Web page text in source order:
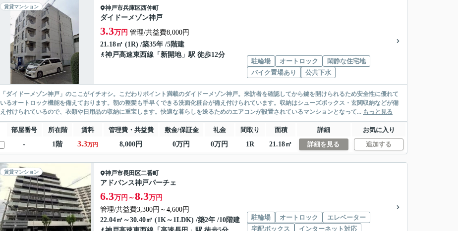
賃貸マンション 神戸市兵庫区西仲町
ダイドーメゾン神戸
3.3万円 管理/共益費8,000円
21.18㎡ (1R) /築35年 /5階建
神戸高速東西線 「 新開地」駅 徒歩12分
駐輪場
オートロック
閑静な住宅地
バイク置場あり
公共下水
「ダイドーメゾン神戸」のここがイチオシ。こだわりポイント満載のダイドーメゾン神戸。来訪者を確認してから鍵を開けられるため安全性に優れて
いるオートロック機能を備えております。朝の整髪も手早くできる洗面化粧台が備え付けられています。収納はシューズボックス・玄関収納などが備
え付けられているので、衣類や日用品の収納に重宝します。快適な暮らしを送るためのエアコンが設置されているマンションとなって... もっと見る
部屋番号 所在階 賃料 管理費・共益費 敷金/保証金 礼金 間取り 面積 詳細
お気に入り
-
1階 3.3万円 8,000円 0万円 0万円 1R 21.18㎡ 詳細を見る 追加する
賃貸マンション 神戸市長田区二番町
アドバンス神戸パーチェ
6.3万円～8.3万円
管理/共益費3,300円～4,600円
22.04㎡～30.40㎡ (1K～1LDK) /築2年 /10階建
駐輪場 オートロック
エレベーター
宅配ボックス
インターネット対応